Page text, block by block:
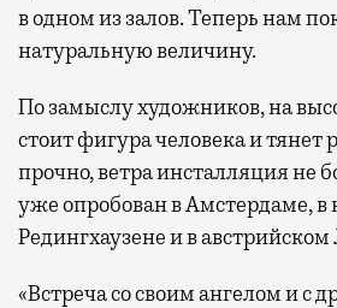
в одном из залов. Теперь нам
натуральную величину.
По замыслу художников, на
стоит фигура человека и тянет
прочно, ветра инсталляция не
уже опробован в Амстердаме,
Редингхаузене и в
«Встреча со своим ангелом и с